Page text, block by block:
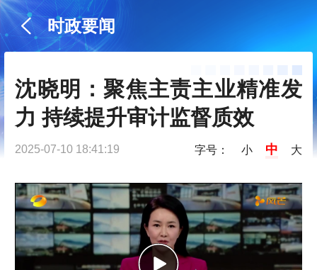
时政要闻
沈晓明：聚焦主责主业精准发
力 持续提升审计监督质效
2025-07-10 18:41:19 字号： 小 中 大